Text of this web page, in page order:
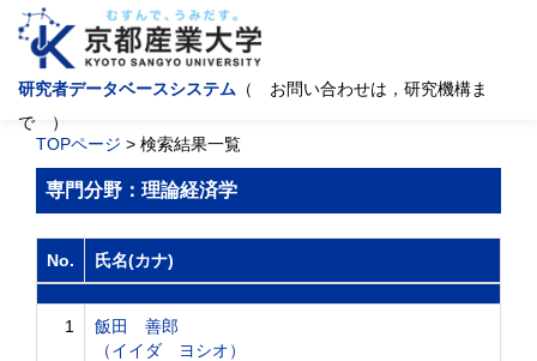
研究者データベースシステム （ お問い合わせは，研究機構ま
で ）
TOPページ > 検索結果一覧
専門分野：理論経済学
No. 氏名(カナ)
1
飯田 善郎
（イイダ ヨシオ）